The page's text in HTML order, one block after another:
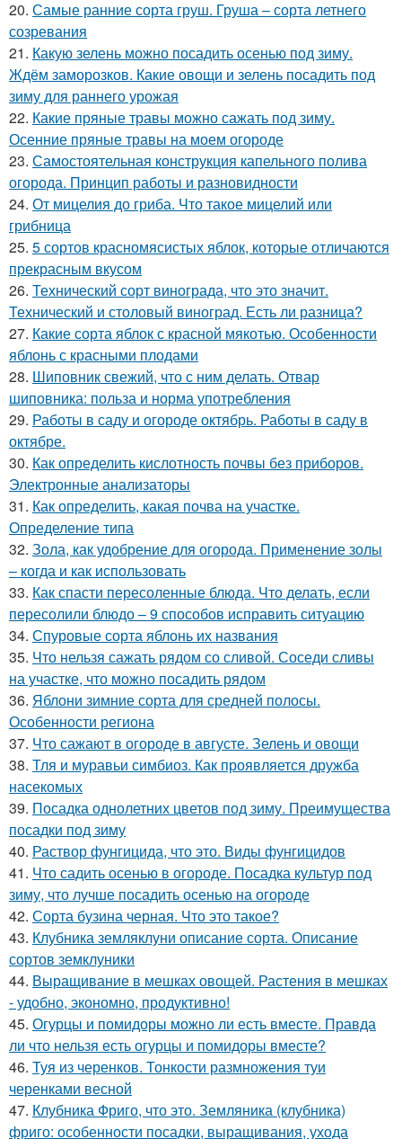
20. Самые ранние сорта груш. Груша – сорта летнего
созревания
21. Какую зелень можно посадить осенью под зиму.
Ждём заморозков. Какие овощи и зелень посадить под
зиму для раннего урожая
22. Какие пряные травы можно сажать под зиму.
Осенние пряные травы на моем огороде
23. Самостоятельная конструкция капельного полива
огорода. Принцип работы и разновидности
24. От мицелия до гриба. Что такое мицелий или
грибница
25. 5 сортов красномясистых яблок, которые отличаются
прекрасным вкусом
26. Технический сорт винограда, что это значит.
Технический и столовый виноград. Есть ли разница?
27. Какие сорта яблок с красной мякотью. Особенности
яблонь с красными плодами
28. Шиповник свежий, что с ним делать. Отвар
шиповника: польза и норма употребления
29. Работы в саду и огороде октябрь. Работы в саду в
октябре.
30. Как определить кислотность почвы без приборов.
Электронные анализаторы
31. Как определить, какая почва на участке.
Определение типа
32. Зола, как удобрение для огорода. Применение золы
– когда и как использовать
33. Как спасти пересоленные блюда. Что делать, если
пересолили блюдо – 9 способов исправить ситуацию
34. Спуровые сорта яблонь их названия
35. Что нельзя сажать рядом со сливой. Соседи сливы
на участке, что можно посадить рядом
36. Яблони зимние сорта для средней полосы.
Особенности региона
37. Что сажают в огороде в августе. Зелень и овощи
38. Тля и муравьи симбиоз. Как проявляется дружба
насекомых
39. Посадка однолетних цветов под зиму. Преимущества
посадки под зиму
40. Раствор фунгицида, что это. Виды фунгицидов
41. Что садить осенью в огороде. Посадка культур под
зиму, что лучше посадить осенью на огороде
42. Сорта бузина черная. Что это такое?
43. Клубника земляклуни описание сорта. Описание
сортов земклуники
44. Выращивание в мешках овощей. Растения в мешках
- удобно, экономно, продуктивно!
45. Огурцы и помидоры можно ли есть вместе. Правда
ли что нельзя есть огурцы и помидоры вместе?
46. Туя из черенков. Тонкости размножения туи
черенками весной
47. Клубника Фриго, что это. Земляника (клубника)
фриго: особенности посадки, выращивания, ухода